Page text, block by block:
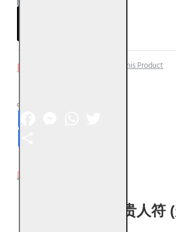
Compare this Product
福海通天红贵人符